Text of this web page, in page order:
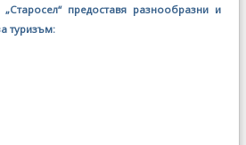
предоставя разнообразни и
туризъм: